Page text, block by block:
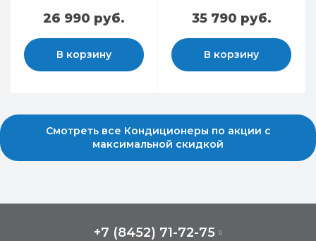
26 990 руб.
В корзину
35 790 руб.
В корзину
Смотреть все Кондиционеры по акции с
максимальной скидкой
+7 (8452) 71-72-75